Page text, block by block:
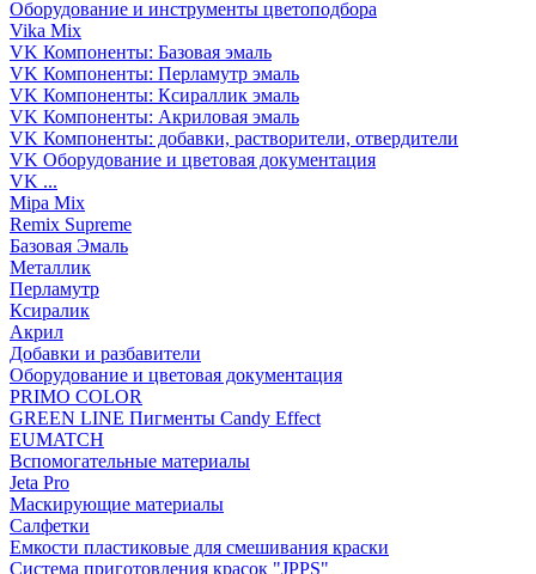
Оборудование и инструменты цветоподбора
Vika Mix
VK Компоненты: Базовая эмаль
VK Компоненты: Перламутр эмаль
VK Компоненты: Ксираллик эмаль
VK Компоненты: Акриловая эмаль
VK Компоненты: добавки, растворители, отвердители
VK Оборудование и цветовая документация
VK ...
Mipa Mix
Remix Supreme
Базовая Эмаль
Металлик
Перламутр
Ксиралик
Акрил
Добавки и разбавители
Оборудование и цветовая документация
PRIMO COLOR
GREEN LINE Пигменты Candy Effect
EUMATCH
Вспомогательные материалы
Jeta Pro
Маскирующие материалы
Салфетки
Емкости пластиковые для смешивания краски
Система приготовления красок "JPPS"